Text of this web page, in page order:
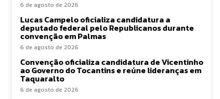
6 de agosto de 2026
Lucas Campelo oficializa candidatura a
deputado federal pelo Republicanos durante
convenção em Palmas
6 de agosto de 2026
Convenção oficializa candidatura de Vicentinho
ao Governo do Tocantins e reúne lideranças em
Taquaralto
6 de agosto de 2026